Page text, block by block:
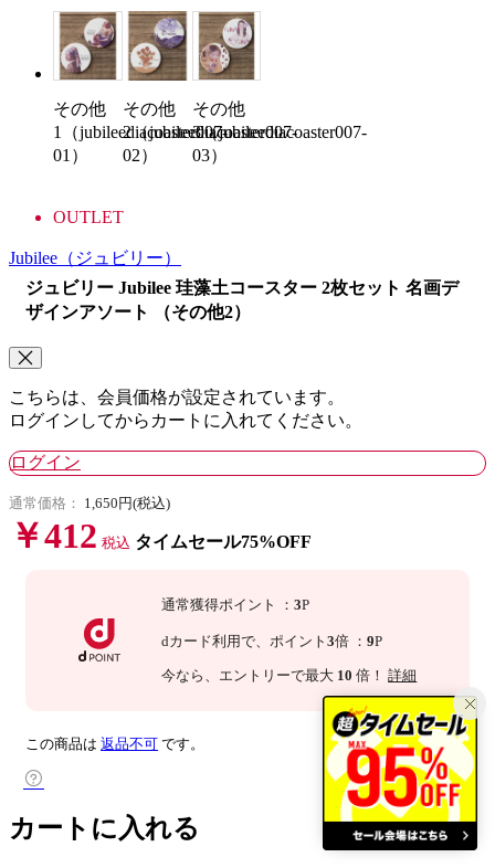
その他
1（jubileediacoaster007-
01）
その他
2（jubileediacoaster007-
02）
その他
3（jubileediacoaster007-
03）
OUTLET
Jubilee （ジュビリー）
ジュビリー Jubilee 珪藻土コースター 2枚セット 名画デ
ザインアソート （その他2）
こちらは、会員価格が設定されています。
ログインしてからカートに入れてください。
ログイン
通常価格： 1,650円(税込)
￥412 税込 タイムセール75%OFF
通常獲得ポイント ：3P
dカード利用で、 ポイント3倍 ：9P
今なら 、エントリーで最大 10 倍！詳細
この商品は 返品不可 です。
カートに入れる